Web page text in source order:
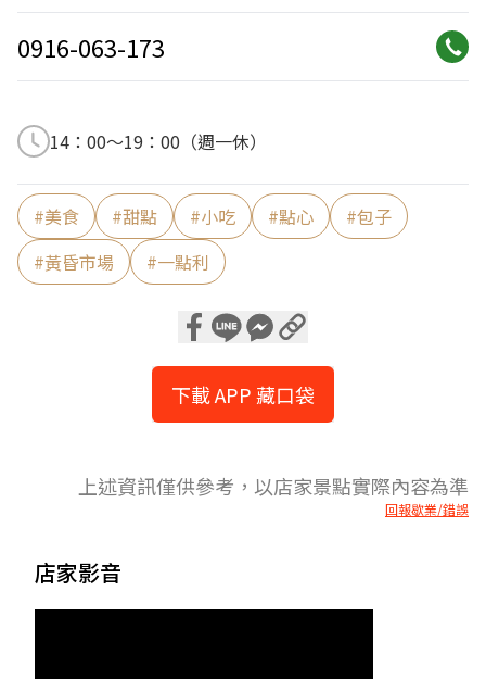
0916-063-173
14：00～19：00（週一休）
#美食 #甜點 #小吃 #點心 #包子
#黃昏市場 #一點利
下載 APP 藏口袋
上述資訊僅供參考，以店家景點實際內容為準
回報歇業/錯誤
店家影音